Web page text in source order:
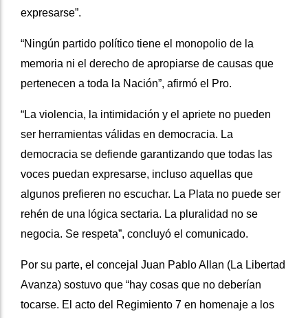
expresarse”.
“Ningún partido político tiene el monopolio de la
memoria ni el derecho de apropiarse de causas que
pertenecen a toda la Nación”, afirmó el Pro.
“La violencia, la intimidación y el apriete no pueden
ser herramientas válidas en democracia. La
democracia se defiende garantizando que todas las
voces puedan expresarse, incluso aquellas que
algunos prefieren no escuchar. La Plata no puede ser
rehén de una lógica sectaria. La pluralidad no se
negocia. Se respeta”, concluyó el comunicado.
Por su parte, el concejal Juan Pablo Allan (La Libertad
Avanza) sostuvo que “hay cosas que no deberían
tocarse. El acto del Regimiento 7 en homenaje a los